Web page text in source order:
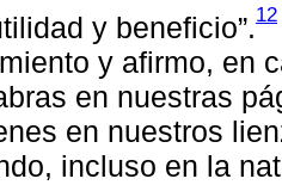
y beneficio”.12
y afirmo, en
en nuestras
en nuestros
incluso en la